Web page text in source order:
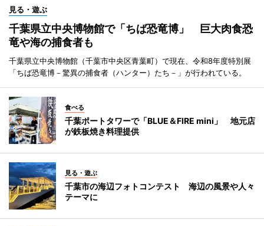
見る・遊ぶ
千葉県立中央博物館で「ちば恐竜博」 巨大肉食恐
竜や海の捕食者も
千葉県立中央博物館（千葉市中央区青葉町）で現在、令和8年度特別展
「ちば恐竜博－驚異の捕食者（ハンター）たち－」が行われている。
食べる
千葉ポートタワーで「BLUE＆FIRE mini」 地元店
が鉄板焼き料理提供
見る・遊ぶ
千葉市の海辺フォトコンテスト 海辺の風景や人々
テーマに